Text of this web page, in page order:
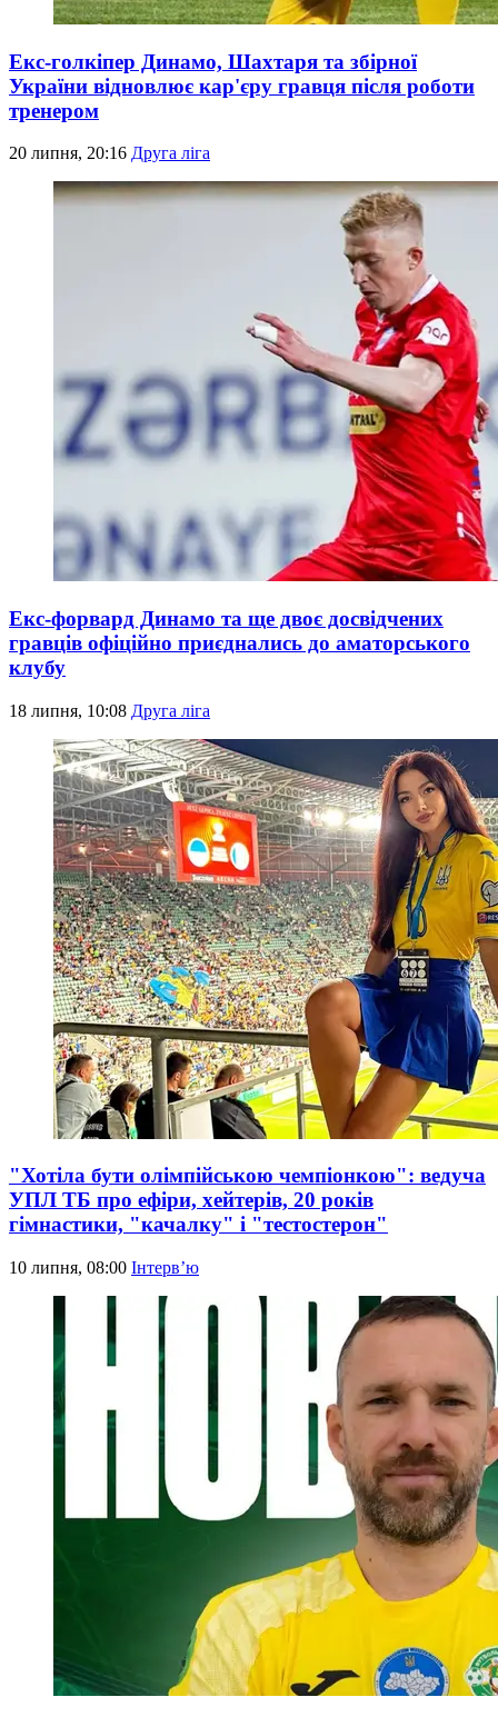
Екс-голкіпер Динамо, Шахтаря та збірної
України відновлює кар'єру гравця після роботи
тренером
20 липня, 20:16 Друга ліга
Екс-форвард Динамо та ще двоє досвідчених
гравців офіційно приєднались до аматорського
клубу
18 липня, 10:08 Друга ліга
"Хотіла бути олімпійською чемпіонкою": ведуча
УПЛ ТБ про ефіри, хейтерів, 20 років
гімнастики, "качалку" і "тестостерон"
10 липня, 08:00 Інтерв’ю